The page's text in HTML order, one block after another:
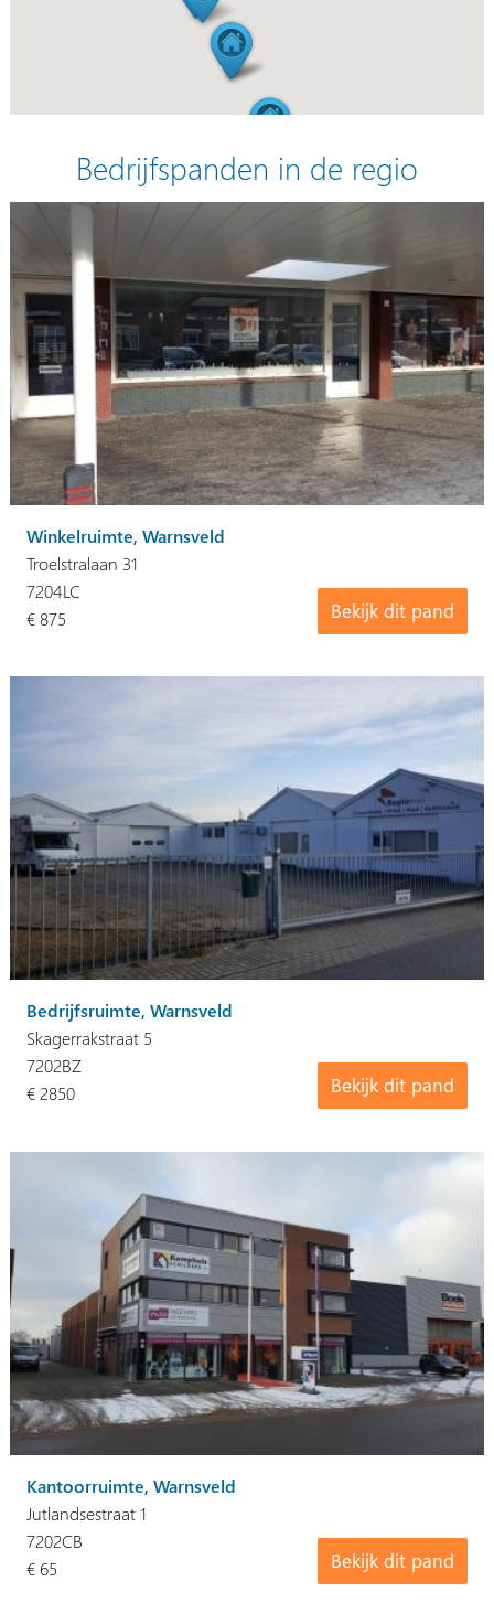
Bedrijfspanden in de regio
Winkelruimte, Warnsveld
Troelstralaan 31
Bekijk dit pand
7204LC
€ 875
Bedrijfsruimte, Warnsveld
Skagerrakstraat 5
Bekijk dit pand
7202BZ
€ 2850
Kantoorruimte, Warnsveld
Jutlandsestraat 1
Bekijk dit pand
7202CB
€ 65